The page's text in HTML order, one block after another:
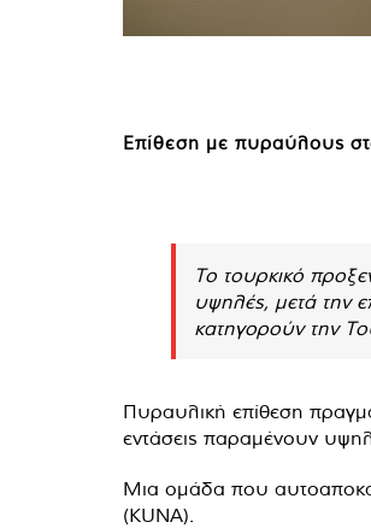
Επίθεση με πυραύλους
Το τουρκικό
υψηλές, μετά την
κατηγορούν την
Πυραυλική επίθεση
εντάσεις παραμένουν
Μια ομάδα που
(KUNA).